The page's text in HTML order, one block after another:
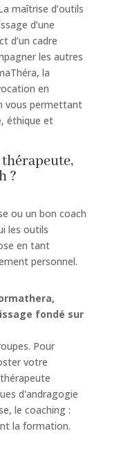
maîtrise d’outils
d’une
d’un cadre
les autres
la
en
vous permettant
éthique et
?
ou un bon coach
les outils
en tant
personnel.
fondé sur
Pour
votre
d'andragogie
le coaching :
la formation.